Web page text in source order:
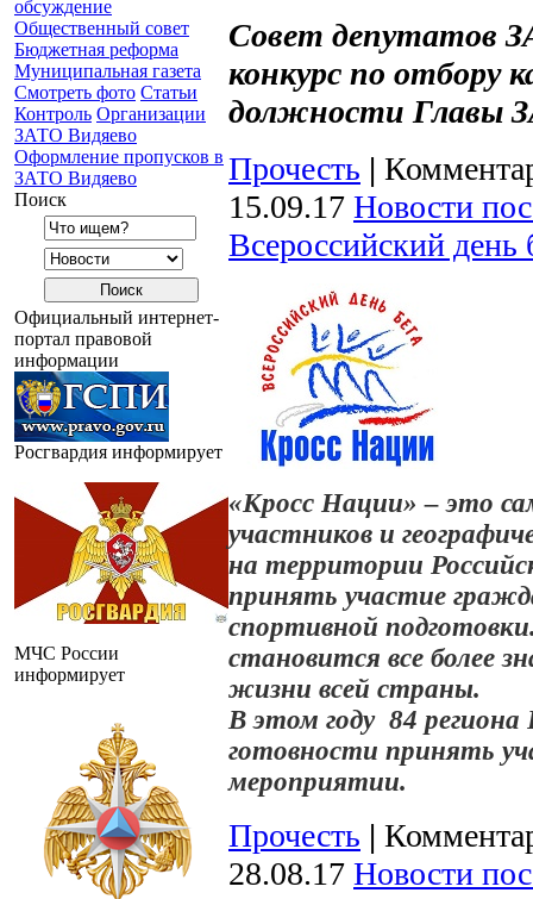
обсуждение
Общественный совет
Бюджетная реформа
Муниципальная газета
Смотреть фото Статьи
Контроль Организации
ЗАТО Видяево
Оформление пропусков в
ЗАТО Видяево
Поиск
Официальный интернет-
портал правовой
информации
Росгвардия информирует
МЧС России
информирует
Совет депутатов
конкурс по отбору
должности Главы
Прочесть |
15.09.17 Новости
Всероссийский день
«Кросс Нации» – это
участников и
на территории
принять участие
спортивной
становится все более
жизни всей страны.
В этом году 84 региона
готовности принять
мероприятии.
Прочесть |
28.08.17 Новости